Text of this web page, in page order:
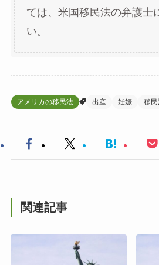
ては、米国移民法の弁護士
い。
アメリカの移民法 出産 妊娠 移
関連記事